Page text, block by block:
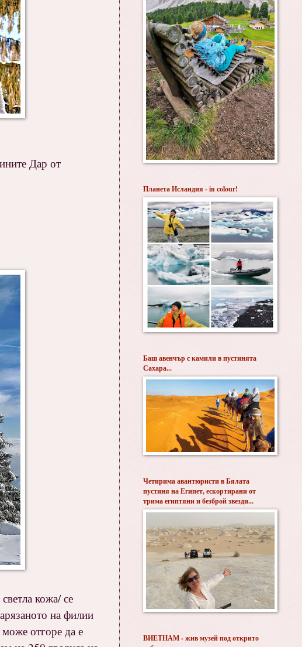
Дар от
кожа/ се
на филии
може отгоре да е
Планета Исландия - in colour!
Баш авенчър с камили в пустинята
Сахара...
Четирима авантюристи в Бялата
пустиня на Египет, ескортирани от
трима египтяни и безброй звезди...
ВИЕТНАМ - жив музей под открито